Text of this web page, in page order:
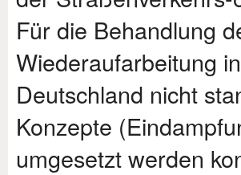
Für die Behandlung
Wiederaufarbeitung
Deutschland nicht
Konzepte
umgesetzt werden